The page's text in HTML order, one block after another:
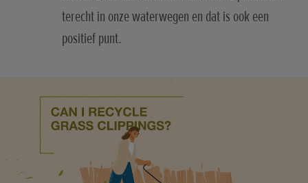
terecht in onze waterwegen en dat is ook een
positief punt.